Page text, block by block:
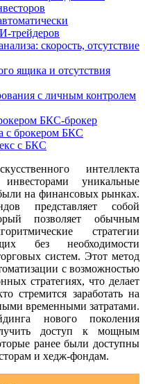
трейдеров
скорость, отсутствие
ящика и отсутствия
с личным контролем
БКС-брокер
с брокером БКС
с БКС
интеллекта
уникальные
на финансовых рынках.
представляет собой
позволяет обычным
стратегии
без необходимости
систем. Этот метод
с возможностью
стратегиях, что делает
стремится заработать на
временными затратами.
нового поколения
доступ к мощным
ранее были доступны
и хедж-фондам.